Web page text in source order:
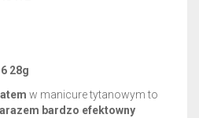
28g
w manicure tytanowym to
bardzo efektowny